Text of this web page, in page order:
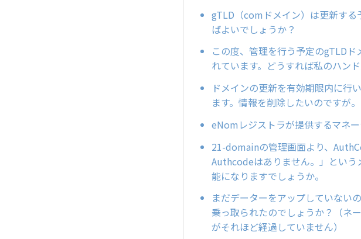
gTLD（comドメイン）は更新す
ばよいでしょうか？
この度、管理を行う予定のgTLD
れています。どうすれば私のハン
ドメインの更新を有効期限内に行
ます。情報を削除したいのですが。
eNomレジストラが提供するマネ
21-domainの管理画面より、
Authcodeはありません。」という
能になりますでしょうか。
まだデーターをアップしていない
乗っ取られたのでしょうか？（ネ
がそれほど経過していません）